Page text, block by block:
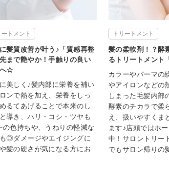
ートメント
髪質改善が叶う♪「質感再整
まで艶やか！手触りの良い
へ☆
美しく♪髪内部に栄養を補い
ンで熱を加え、栄養をしっ
るてあげることで本来のし
導き、ハリ・コシ・ツヤも
の色持ちや、うねりの軽減な
◎ダメージやエイジングに
髪の硬さが気になる方にお
トリートメント
髪の柔軟剤！？酵
るトリートメント
カラーやパーマの
やアイロンなどの
しまった毛髪内部
酵素のチカラで柔
え、扱いやすくま
ます♪店頭ではホ
中！サロントリー
でもサロン帰りの